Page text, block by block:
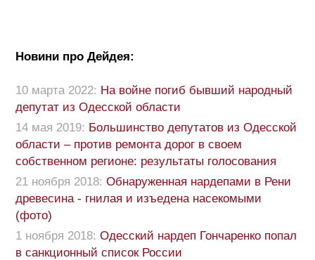
Новини про Дейдея:
10 марта 2022: На войне погиб бывший народный
депутат из Одесской области
14 мая 2019: Большинство депутатов из Одесской
области – против ремонта дорог в своем
собственном регионе: результаты голосования
21 ноября 2018: Обнаруженная нардепами в Рени
древесина - гнилая и изъедена насекомыми
(фото)
1 ноября 2018: Одесский нардеп Гончаренко попал
в санкционный список России